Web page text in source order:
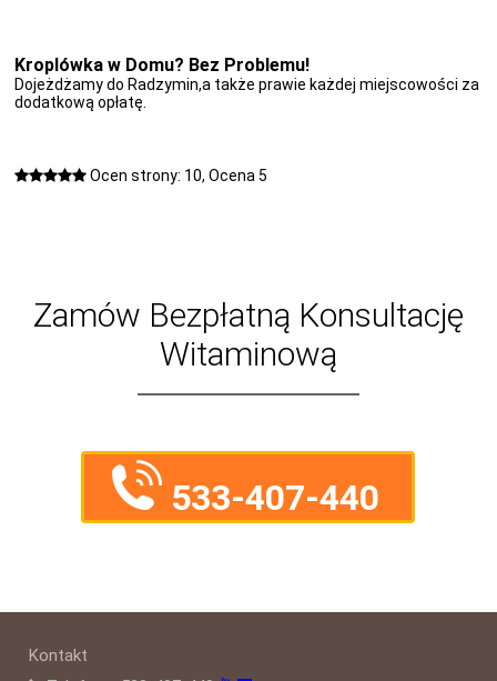
Kroplówka w Domu? Bez Problemu!
Dojeżdżamy do Radzymin,a także prawie każdej miejscowości za
dodatkową opłatę.
Ocen strony: 10, Ocena 5
Zamów Bezpłatną Konsultację
Witaminową
533-407-440
Kontakt